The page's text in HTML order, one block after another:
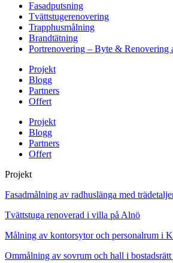
Fasadputsning
Tvättstugerenovering
Trapphusmålning
Brandtätning
Portrenovering – Byte & Renovering
Projekt
Blogg
Partners
Offert
Projekt
Blogg
Partners
Offert
Projekt
Fasadmålning av radhuslänga med
Tvättstuga renoverad i villa på Alnö
Målning av kontorsytor och personalrum i
Ommålning av sovrum och hall i